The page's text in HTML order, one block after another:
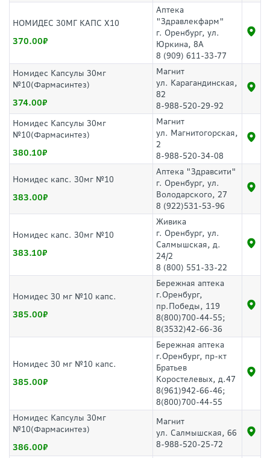
НОМИДЕС 30МГ КАПС Х10
370.00
Аптека
"Здравлекфарм"
г. Оренбург, ул.
Юркина, 8А
8 (909) 611-33-77
Номидес Капсулы 30мг
№10(Фармасинтез)
374.00
Магнит
ул. Карагандинская,
82
8-988-520-29-92
Номидес Капсулы 30мг
№10(Фармасинтез)
380.10
Магнит
ул. Магнитогорская,
2
8-988-520-34-08
Номидес капс. 30мг №10
383.00
Аптека "Здравсити"
г. Оренбург, ул.
Володарского, 27
8 (922)531-53-96
Номидес капс. 30мг №10
383.10
Живика
г. Оренбург, ул.
Салмышская, д.
24/2
8 (800) 551-33-22
Номидес 30 мг №10 капс.
385.00
Бережная аптека
г.Оренбург,
пр.Победы, 119
8(800)700-44-55;
8(3532)42-66-36
Номидес 30 мг №10 капс.
385.00
Бережная аптека
г.Оренбург, пр-кт
Братьев
Коростелевых, д.47
8(961)942-66-46;
8(800)700-44-55
Номидес Капсулы 30мг
№10(Фармасинтез)
386.00
Магнит
ул. Салмышская, 66
8-988-520-25-72